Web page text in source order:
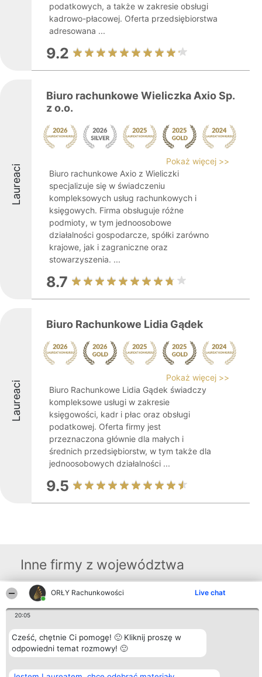
ORŁY Rachunkowości Live chat
20:05
Cześć, chętnie Ci pomogę! 🙂 Kliknij proszę w
odpowiedni temat rozmowy! 🙂
podatkowych, a także w zakresie obsługi
kadrowo-płacowej. Oferta przedsiębiorstwa
adresowana ...
9.2
Laureaci
Biuro rachunkowe Wieliczka Axio Sp.
z o.o.
Pokaż więcej >>
Biuro rachunkowe Axio z Wieliczki
specjalizuje się w świadczeniu
kompleksowych usług rachunkowych i
księgowych. Firma obsługuje różne
podmioty, w tym jednoosobowe
działalności gospodarcze, spółki zarówno
krajowe, jak i zagraniczne oraz
stowarzyszenia. ...
8.7
Laureaci
Biuro Rachunkowe Lidia Gądek
Pokaż więcej >>
Biuro Rachunkowe Lidia Gądek świadczy
kompleksowe usługi w zakresie
księgowości, kadr i płac oraz obsługi
podatkowej. Oferta firmy jest
przeznaczona głównie dla małych i
średnich przedsiębiorstw, w tym także dla
jednoosobowych działalności ...
9.5
Inne firmy z województwa
Organizator plebiscytu
Bright Side Solutions sp. z o.
ul. Ruska 22
Wrocław 50-079
KRS 0000749100 | Regon
381313360 | NIP 8943132676
Laureaci
wszystkich
Laureatów
Zasady
Regulamin
Prywatności
Kontakt